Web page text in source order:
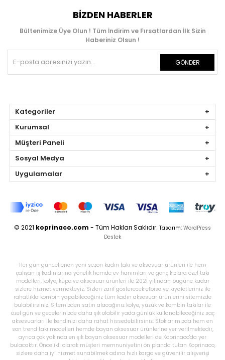
BIZDEN HABERLER
Bültenimize Üye Olun ! Tüm İndirim ve Fırsatlardan İlk Sizin
Haberiniz Olsun !
GÖNDER
Kategoriler
Kurumsal
Müşteri Paneli
Sosyal Medya
Uygulamalar
© 2021 koprinaco.com - Tüm Hakları Saklıdır. Tasarım: WordPress
Destek
Her gün güncellenen yeni sezon kadın takı ve aksesuar ürünleri ile hem
çalışan iş kadınlarına yönelik hemde ev hanımları ve genç kızlara özel takı
modelleri, kolye, küpe ve aksesuar ürünleri ile 2021 yılından bugüne kadar
sizlere hizmet vermekteyiz. Sizleri zarif gösterecek elbise ve kıyafetleriniz ile
rahatlıkla kombin yapabileceğiniz tüm kadın aksesuar ürünlerini sitemizde
bulabilirsiniz. Sitemizden satın alacağınız kolye, yüzük ve kombin takılar ile
özel gün ve gecelerinizde daha şık olabilir yada günlük kullanabileceğiniz saç
aksesuarları ile kendinizi daha rahat hissedebilirsiniz. Stoklarımızda hem en
son trend takı modelleri hemde bayan aksesuar ürünlerine yer verilmektedir,
ayrıca çok yakında en şık bayan aksesuar modelleri de Koprinaco'da yer
bulacaktır. Öncelikli olarak müşteri memnuniyetini ön planda tutan Koprinaco,
sizlere daha iyi hizmet sunabilmek adına hızlı kargo ve güvenilir alışverişi